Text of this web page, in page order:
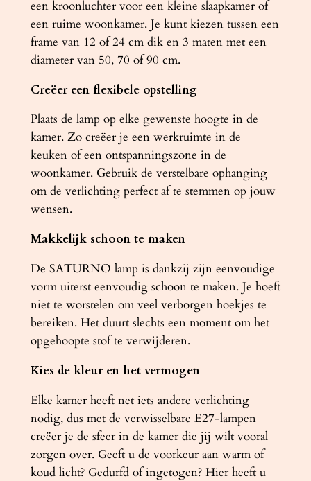
een kroonluchter voor een kleine slaapkamer of
een ruime woonkamer. Je kunt kiezen tussen een
frame van 12 of 24 cm dik en 3 maten met een
diameter van 50, 70 of 90 cm.
Creëer een flexibele opstelling
Plaats de lamp op elke gewenste hoogte in de
kamer. Zo creëer je een werkruimte in de
keuken of een ontspanningszone in de
woonkamer. Gebruik de verstelbare ophanging
om de verlichting perfect af te stemmen op jouw
wensen.
Makkelijk schoon te maken
De SATURNO lamp is dankzij zijn eenvoudige
vorm uiterst eenvoudig schoon te maken. Je hoeft
niet te worstelen om veel verborgen hoekjes te
bereiken. Het duurt slechts een moment om het
opgehoopte stof te verwijderen.
Kies de kleur en het vermogen
Elke kamer heeft net iets andere verlichting
nodig, dus met de verwisselbare E27-lampen
creëer je de sfeer in de kamer die jij wilt vooral
zorgen over. Geeft u de voorkeur aan warm of
koud licht? Gedurfd of ingetogen? Hier heeft u